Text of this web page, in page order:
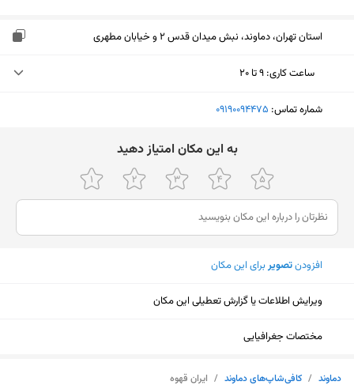
استان تهران، دماوند، نبش میدان قدس 2 و خیابان مطهری
ساعت کاری: ۹ تا ۲۰
دوشنبه (امروز)
پنجشنبه
۹ تا ۲۰
جمعه
۹ تا ۲۰
شنبه
یکشنبه
شماره تماس: ‎09190094475
ﺑﻪ اﯾﻦ ﻣﮑﺎن اﻣﺘﯿﺎز دﻫﯿﺪ
افزودنتصویربرای این مکان
ویرایش اطلاعات یا گزارش تعطیلی این مکان
مختصات جغرافیایی
دماوند / کافی‌شاپ‌های دماوند / ایران قهوه